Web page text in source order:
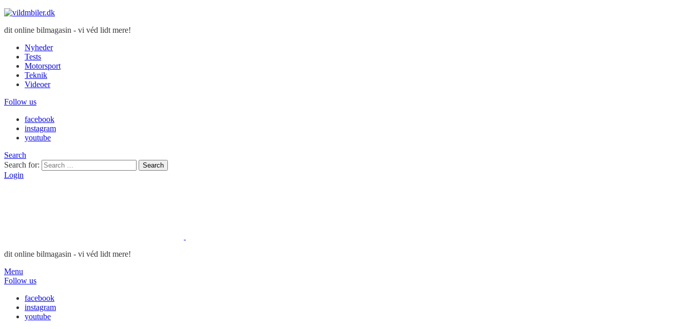
dit online bilmagasin - vi véd lidt mere!
Nyheder
Tests
Motorsport
Teknik
Videoer
Follow us
facebook
instagram
youtube
Search
Search for:
Search
Login
dit online bilmagasin - vi véd lidt mere!
Menu
Follow us
facebook
instagram
youtube